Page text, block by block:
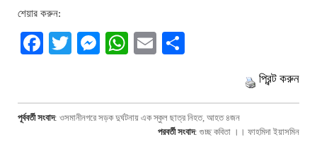
শেয়ার করুন:
Facebook
TwitterMessenger
WhatsApp
Email
প্রিন্ট করুন
পূর্ববর্তী সংবাদ: ওসমানীনগরে সড়ক দুর্ঘটনায় এক স্কুল ছাত্র নিহত, আহত ৪জন
পরবর্তী সংবাদ: গুচ্ছ কবিতা ।। ফাহমিদা ইয়াসমিন